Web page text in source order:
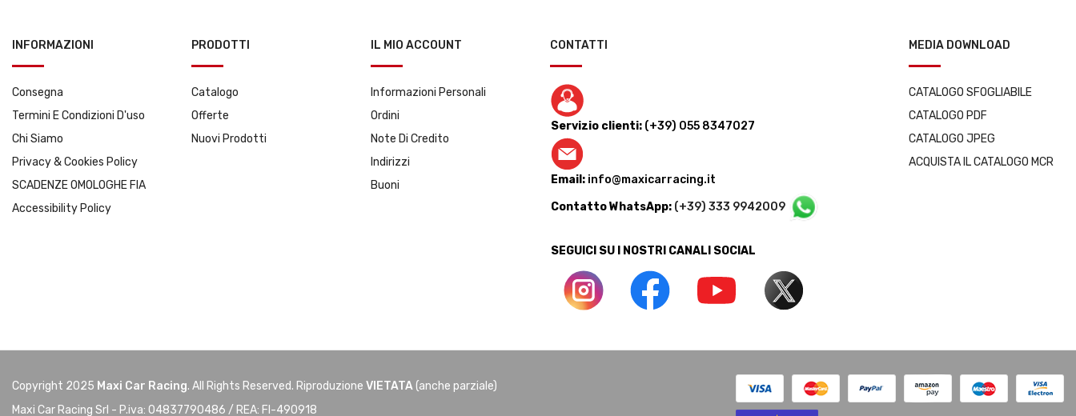
INFORMAZIONI
Consegna
Termini E Condizioni D'uso
Chi Siamo
Privacy & Cookies Policy
SCADENZE OMOLOGHE FIA
Accessibility Policy
PRODOTTI
Catalogo
Offerte
Nuovi Prodotti
IL MIO ACCOUNT
Informazioni Personali
Ordini
Note Di Credito
Indirizzi
Buoni
CONTATTI
Servizio clienti: (+39) 055 8347027
Email: info@maxicarracing.it
Contatto WhatsApp: (+39) 333 9942009
SEGUICI SU I NOSTRI CANALI SOCIAL
MEDIA DOWNLOAD
CATALOGO SFOGLIABILE
CATALOGO PDF
CATALOGO JPEG
ACQUISTA IL CATALOGO MCR
Copyright 2025 Maxi Car Racing. All Rights Reserved. Riproduzione VIETATA(anche parziale)
Maxi Car Racing Srl - P.iva: 04837790486 / REA: FI-490918